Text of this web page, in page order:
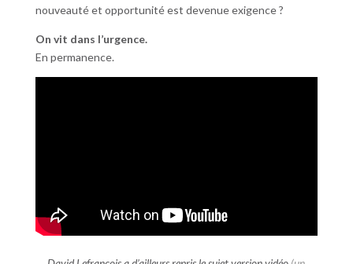
nouveauté et opportunité est devenue exigence ?
On vit dans l’urgence.
En permanence.